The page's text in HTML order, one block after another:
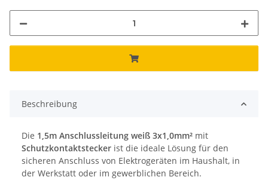
Beschreibung
Die 1,5m Anschlussleitung weiß 3x1,0mm² mit
Schutzkontaktstecker ist die ideale Lösung für den
sicheren Anschluss von Elektrogeräten im Haushalt, in
der Werkstatt oder im gewerblichen Bereich.